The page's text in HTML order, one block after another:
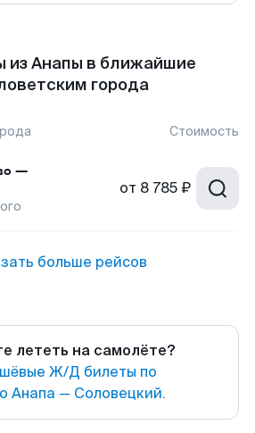
из Анапы в ближайшие
города
Стоимость
—
от 8 785 ₽
больше рейсов
лететь на самолёте?
Ж/Д билеты по
Анапа — Соловецкий.